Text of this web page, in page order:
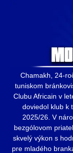
Chamakh, 24-
tuniskom
Clubu Africain v
doviedol klub k
2025/26. V
bezgólovom
skvelý výkon s
pre mladého